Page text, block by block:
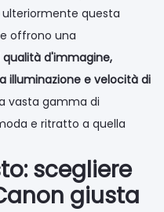
questa
offrono una
d'immagine,
illuminazione e velocità di
vasta gamma di
e ritratto a quella
scegliere
giusta